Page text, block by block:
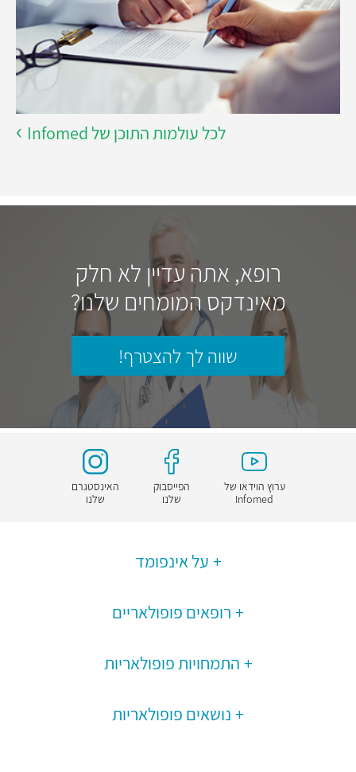
לכל עולמות התוכן של Infomed
רופא, אתה עדיין לא חלק
מאינדקס המומחים שלנו?
שווה לך להצטרף!
ערוץ הוידאו של
Infomed
הפייסבוק
שלנו
האינסטגרם
שלנו
על אינפומד
רופאים פופולאריים
התמחויות פופולאריות
נושאים פופולאריות